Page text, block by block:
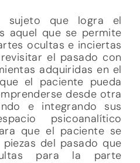
sujeto que logra el
aquel que se permite
ocultas e inciertas
el pasado con
adquiridas en el
el paciente pueda
desde otra
e integrando sus
psicoanalítico
que el paciente se
del pasado que
para la parte